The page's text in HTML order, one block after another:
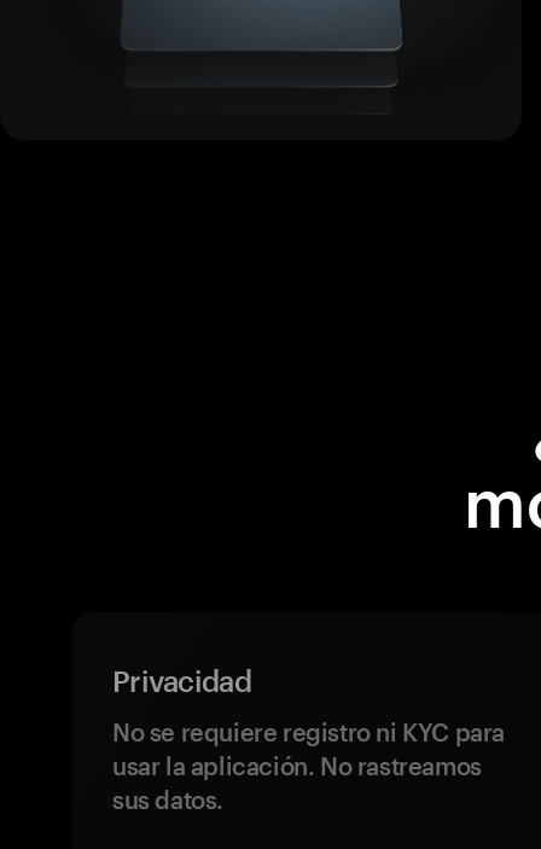
Privacidad
No se requiere registro ni KYC para
usar la aplicación. No rastreamos
sus datos.